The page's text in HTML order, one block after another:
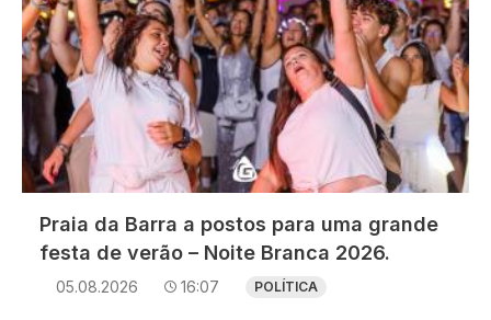
Praia da Barra a postos para uma grande
festa de verão – Noite Branca 2026.
05.08.2026 16:07 POLÍTICA